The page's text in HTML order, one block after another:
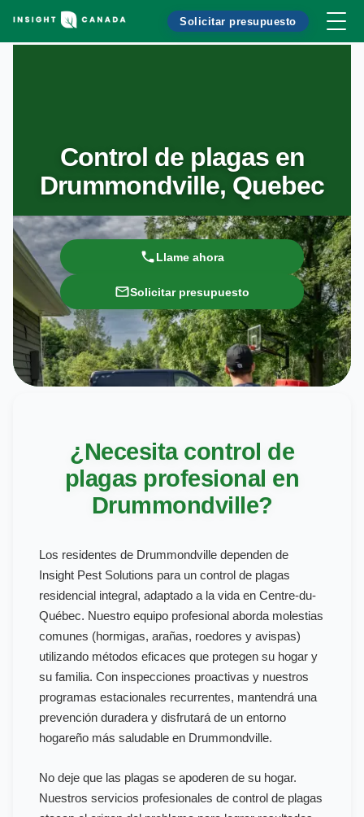
Solicitar presupuesto
Control de plagas en
Drummondville, Quebec
Llame ahora
Solicitar presupuesto
¿Necesita control de
plagas profesional en
Drummondville?
Los residentes de Drummondville dependen de
Insight Pest Solutions para un control de plagas
residencial integral, adaptado a la vida en Centre-du-
Québec. Nuestro equipo profesional aborda molestias
comunes (hormigas, arañas, roedores y avispas)
utilizando métodos eficaces que protegen su hogar y
su familia. Con inspecciones proactivas y nuestros
programas estacionales recurrentes, mantendrá una
prevención duradera y disfrutará de un entorno
hogareño más saludable en Drummondville.
No deje que las plagas se apoderen de su hogar.
Nuestros servicios profesionales de control de plagas